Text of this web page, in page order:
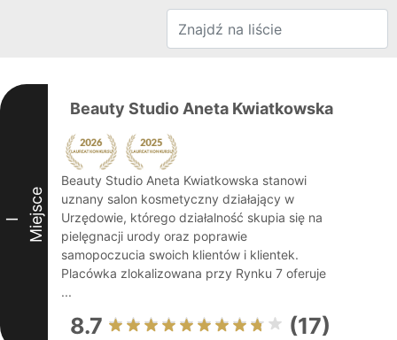
I Miejsce
Beauty Studio Aneta Kwiatkowska
Beauty Studio Aneta Kwiatkowska stanowi
uznany salon kosmetyczny działający w
Urzędowie, którego działalność skupia się na
pielęgnacji urody oraz poprawie
samopoczucia swoich klientów i klientek.
Placówka zlokalizowana przy Rynku 7 oferuje
...
8.7 (17)